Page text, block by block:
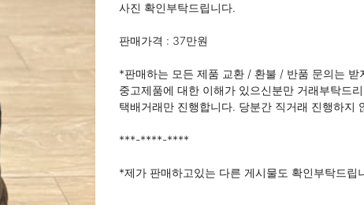
사진 확인부탁드립니다.
판매가격 : 37만원
*판매하는 모든 제품 교환 / 환불 / 반품 문의는 받
중고제품에 대한 이해가 있으신분만 거래부탁드
택배거래만 진행합니다. 당분간 직거래 진행하지
***-****-****
*제가 판매하고있는 다른 게시물도 확인부탁드립